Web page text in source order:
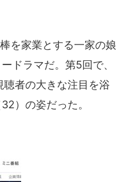
を家業とする一家の娘
ドラマだ。第5回で、
者の大きな注目を浴
）の姿だった。